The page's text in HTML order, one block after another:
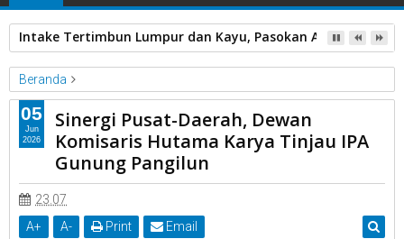
Intake Tertimbun Lumpur dan Kayu, Pasokan Air Bersih di
Beranda
PDAM
Sinergi Pusat-Daerah, Dewan Komisaris Hutama Karya Tinjau
IPA Gunung Pangilun
Sinergi Pusat-Daerah, Dewan
Komisaris Hutama Karya Tinjau IPA
Gunung Pangilun
23.07
A+ A- Print Email
05
Jun
2026